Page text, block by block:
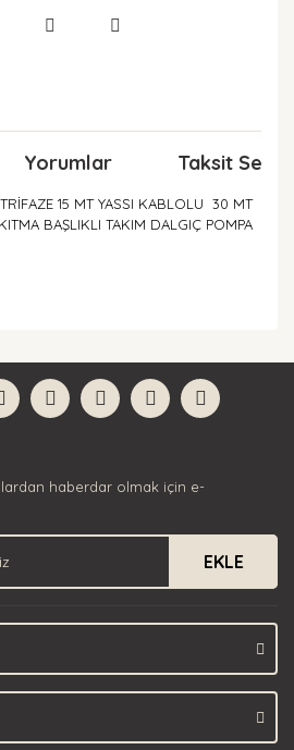
Yorumlar Taksit
15 MT YASSI KABLOLU 30 MT
BAŞLIKLI TAKIM DALGIÇ POMPA
Yorum Yaz
iletebilirsiniz.
teşekkür ederiz.
eksik bilgiler bulunuyor.
bulunuyor.
daha pahalı.
alternatifler olmalı.
haberdar olmak için e-
EKLE